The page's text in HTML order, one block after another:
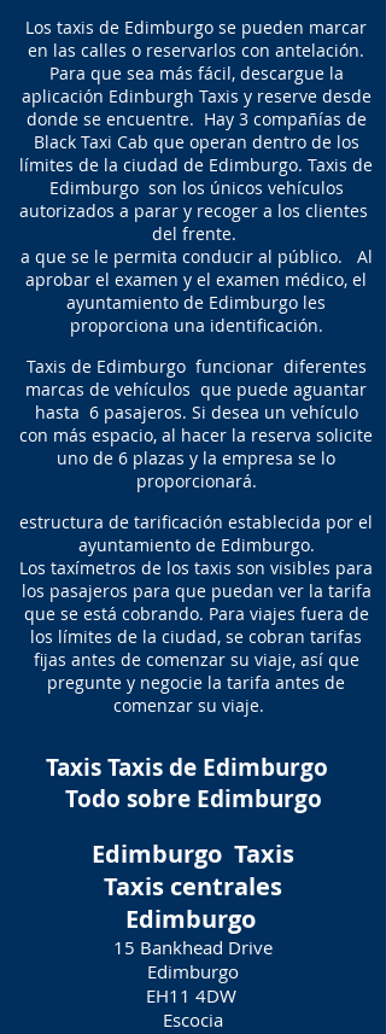
Los taxis de Edimburgo se pueden marcar
en las calles o reservarlos con antelación.
Para que sea más fácil, descargue la
aplicación Edinburgh Taxis y reserve desde
donde se encuentre. Hay 3 compañías de
Black Taxi Cab que operan dentro de los
límites de la ciudad de Edimburgo. Taxis de
Edimburgo son los únicos vehículos
autorizados a parar y recoger a los clientes
del frente.
a que se le permita conducir al público. Al
aprobar el examen y el examen médico, el
ayuntamiento de Edimburgo les
proporciona una identificación.
Taxis de Edimburgo funcionar diferentes
marcas de vehículos que puede aguantar
hasta 6 pasajeros. Si desea un vehículo
con más espacio, al hacer la reserva solicite
uno de 6 plazas y la empresa se lo
proporcionará.
estructura de tarificación establecida por el
ayuntamiento de Edimburgo.
Los taxímetros de los taxis son visibles para
los pasajeros para que puedan ver la tarifa
que se está cobrando. Para viajes fuera de
los límites de la ciudad, se cobran tarifas
fijas antes de comenzar su viaje, así que
pregunte y negocie la tarifa antes de
comenzar su viaje.
Taxis Taxis de Edimburgo
Todo sobre Edimburgo
Edimburgo Taxis
Taxis centrales
Edimburgo
15 Bankhead Drive
Edimburgo
EH11 4DW
Escocia